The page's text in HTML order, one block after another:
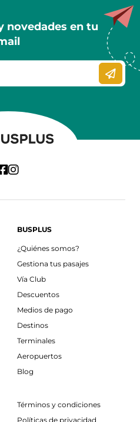
novedades en tu
BUSPLUS
¿Quiénes somos?
Gestiona tus pasajes
Vía Club
Descuentos
Medios de pago
Destinos
Terminales
Aeropuertos
Blog
Términos y condiciones
Políticas de privacidad